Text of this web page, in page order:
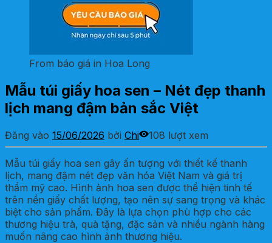
From báo giá in Hoa Long
Mẫu túi giấy hoa sen – Nét đẹp thanh
lịch mang đậm bản sắc Việt
Đăng vào 15/06/2026 bởi Chi 108 lượt xem
Mẫu túi giấy hoa sen gây ấn tượng với thiết kế thanh
lịch, mang đậm nét đẹp văn hóa Việt Nam và giá trị
thẩm mỹ cao. Hình ảnh hoa sen được thể hiện tinh tế
trên nền giấy chất lượng, tạo nên sự sang trọng và khác
biệt cho sản phẩm. Đây là lựa chọn phù hợp cho các
thương hiệu trà, quà tặng, đặc sản và nhiều ngành hàng
muốn nâng cao hình ảnh thương hiệu.